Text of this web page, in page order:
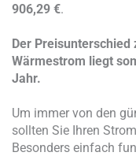
906,29 €.
Der Preisunterschied
Wärmestrom liegt
Jahr.
Um immer von den
sollten Sie Ihren
Besonders einfach